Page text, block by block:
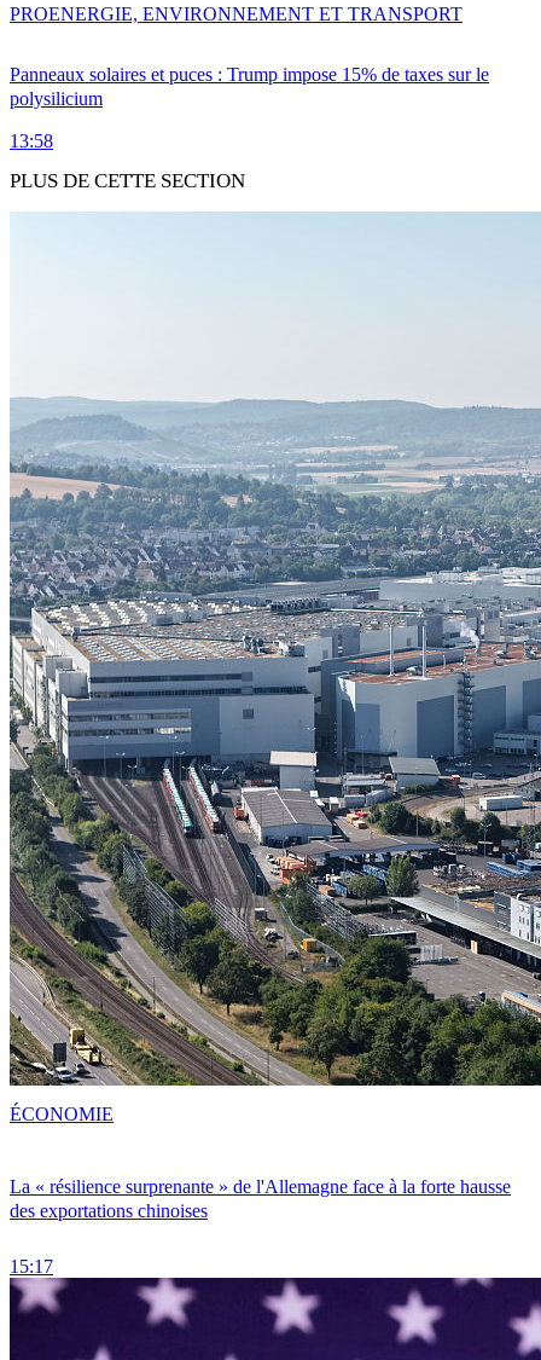
Panneaux solaires et puces : Trump impose 15% de taxes sur le
polysilicium
13:58
PROENERGIE, ENVIRONNEMENT ET TRANSPORT
PLUS DE CETTE SECTION
La « résilience surprenante » de l'Allemagne face à la forte hausse
des exportations chinoises
15:17
ÉCONOMIE